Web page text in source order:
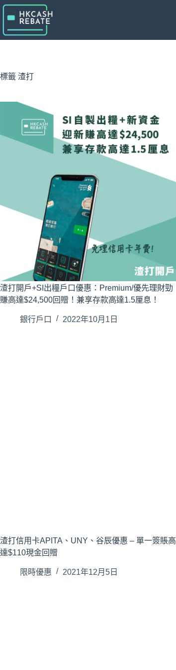
跳
至
主
要
標籤 渣打
渣打開戶+SI出糧戶口優惠：Premium/優先理財勁
賺高達$24,500回贈！兼享存款高達1.5厘息！
銀行戶口 2022年10月1日
渣打信用卡APITA、UNY、谷辰優惠 – 單一簽賬高
達$110現金回贈
限時優惠 2021年12月5日